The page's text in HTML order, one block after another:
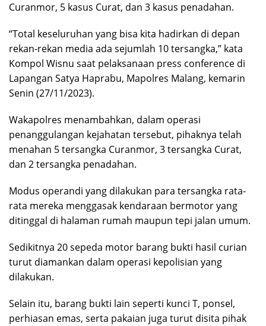
Curanmor, 5 kasus Curat, dan 3 kasus penadahan.
“Total keseluruhan yang bisa kita hadirkan di depan
rekan-rekan media ada sejumlah 10 tersangka,” kata
Kompol Wisnu saat pelaksanaan press conference di
Lapangan Satya Haprabu, Mapolres Malang, kemarin
Senin (27/11/2023).
Wakapolres menambahkan, dalam operasi
penanggulangan kejahatan tersebut, pihaknya telah
menahan 5 tersangka Curanmor, 3 tersangka Curat,
dan 2 tersangka penadahan.
Modus operandi yang dilakukan para tersangka rata-
rata mereka menggasak kendaraan bermotor yang
ditinggal di halaman rumah maupun tepi jalan umum.
Sedikitnya 20 sepeda motor barang bukti hasil curian
turut diamankan dalam operasi kepolisian yang
dilakukan.
Selain itu, barang bukti lain seperti kunci T, ponsel,
perhiasan emas, serta pakaian juga turut disita pihak